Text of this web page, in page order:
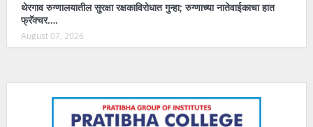
थेरगाव रुग्णालयातील सुरक्षा रक्षकाविरोधात गुन्हा; रुग्णाच्या नातेवाईकाचा हात
फ्रॅक्चर….
August 07, 2026